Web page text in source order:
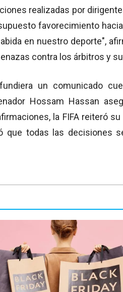
realizadas por
favorecimiento
en nuestro deporte",
contra los árbitros y
un comunicado
Hossam Hassan
la FIFA reiteró
que todas las decisiones